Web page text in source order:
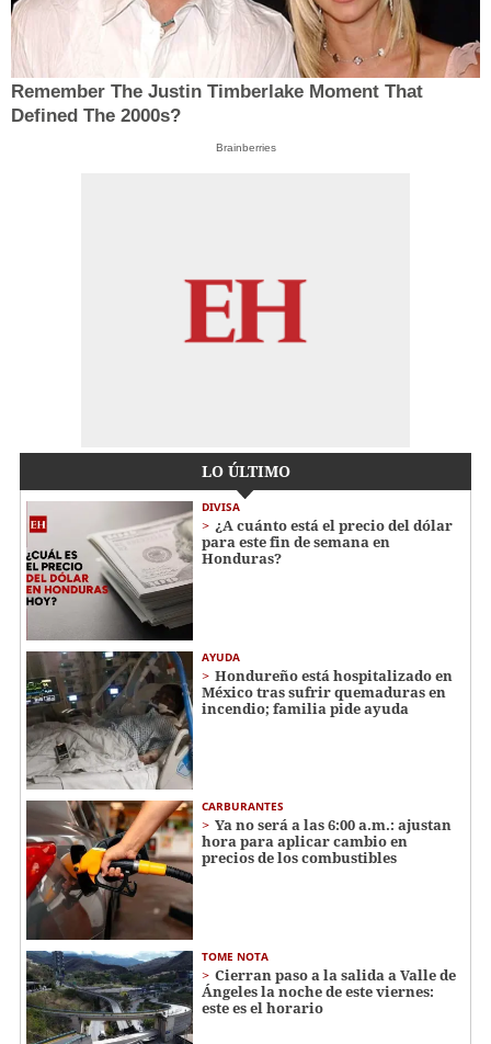
Remember The Justin Timberlake Moment That
Defined The 2000s?
Brainberries
LO ÚLTIMO
DIVISA
¿A cuánto está el precio del dólar
para este fin de semana en
Honduras?
AYUDA
Hondureño está hospitalizado en
México tras sufrir quemaduras en
incendio; familia pide ayuda
CARBURANTES
Ya no será a las 6:00 a.m.: ajustan
hora para aplicar cambio en
precios de los combustibles
TOME NOTA
Cierran paso a la salida a Valle de
Ángeles la noche de este viernes:
este es el horario